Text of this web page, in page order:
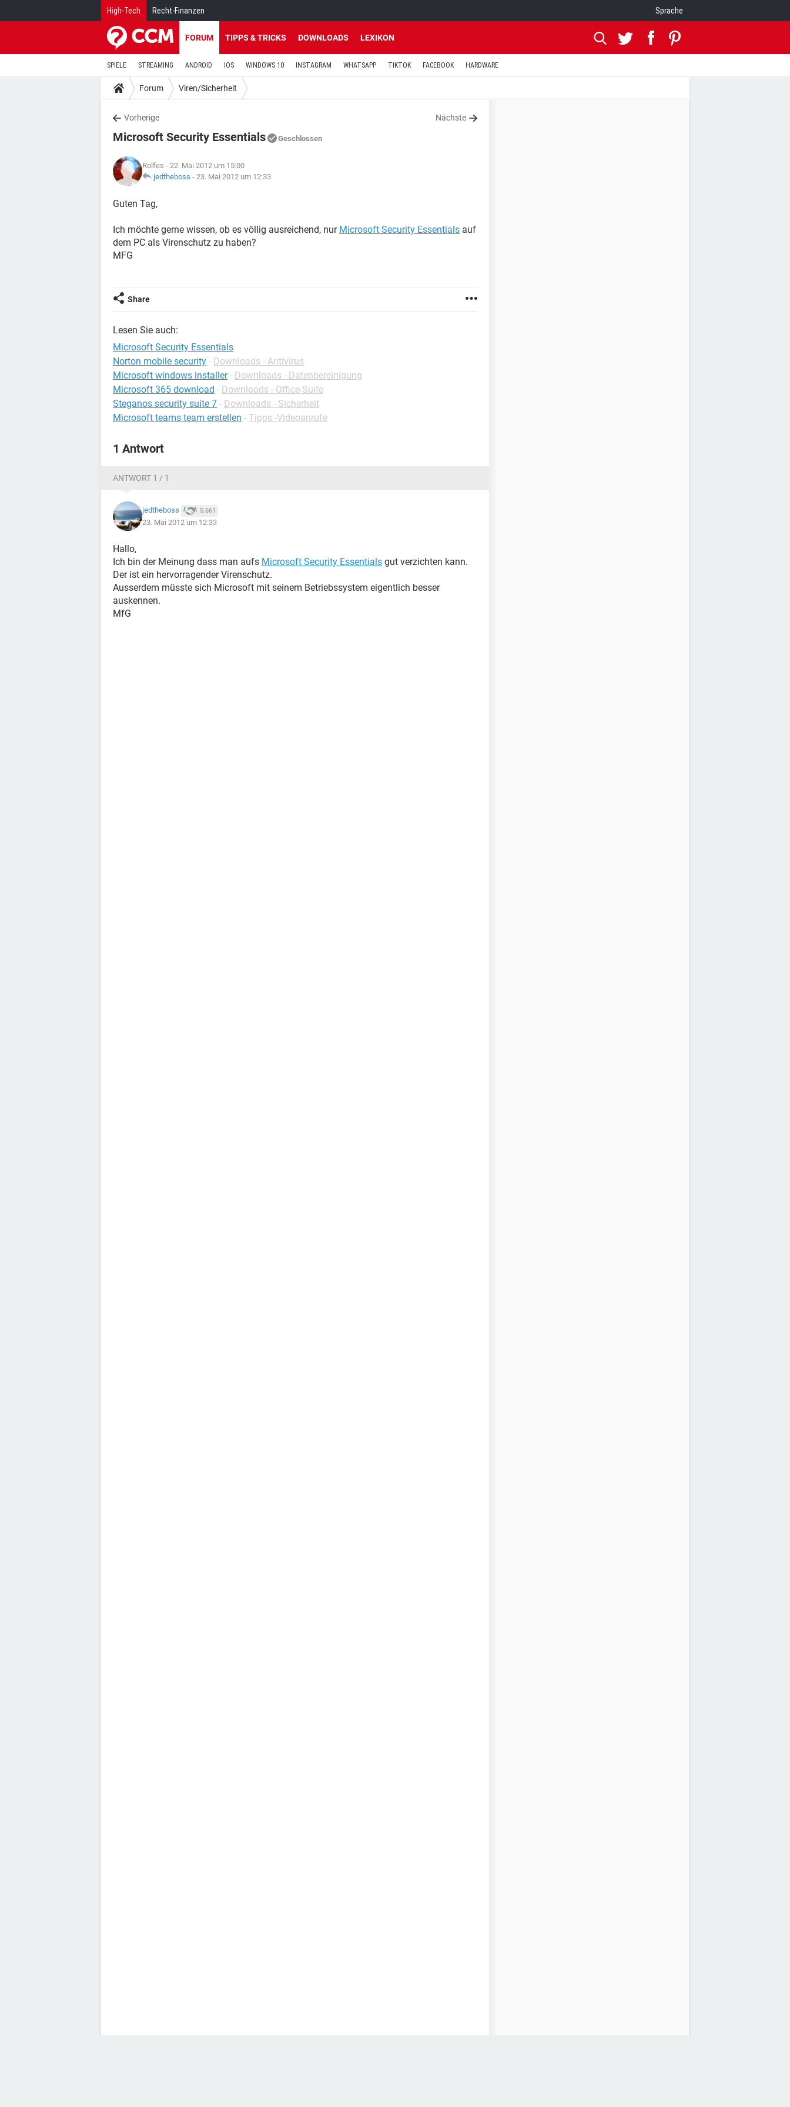
High-Tech Recht-Finanzen Sprache
FORUM TIPPS & TRICKS DOWNLOADS LEXIKON
SPIELE STREAMING ANDROID IOS WINDOWS 10 INSTAGRAM WHATSAPP TIKTOK FACEBOOK HARDWARE
Forum Viren/Sicherheit
Vorherige Nächste
Microsoft Security Essentials Geschlossen
Rolfes - 22. Mai 2012 um 15:00
jedtheboss - 23. Mai 2012 um 12:33
Guten Tag,
Ich möchte gerne wissen, ob es vôllig ausreichend, nur Microsoft Security Essentials auf
dem PC als Virenschutz zu haben?
MFG
Share
Lesen Sie auch:
Microsoft Security Essentials
Norton mobile security - Downloads - Antivirus
Microsoft windows installer - Downloads - Datenbereinigung
Microsoft 365 download - Downloads - Office-Suite
Steganos security suite 7 - Downloads - Sicherheit
Microsoft teams team erstellen - Tipps -Videoanrufe
1 Antwort
ANTWORT 1 / 1
jedtheboss 5.661
23. Mai 2012 um 12:33
Hallo,
Ich bin der Meinung dass man aufs Microsoft Security Essentials gut verzichten kann.
Der ist ein hervorragender Virenschutz.
Ausserdem müsste sich Microsoft mit seinem Betriebssystem eigentlich besser
auskennen.
MfG